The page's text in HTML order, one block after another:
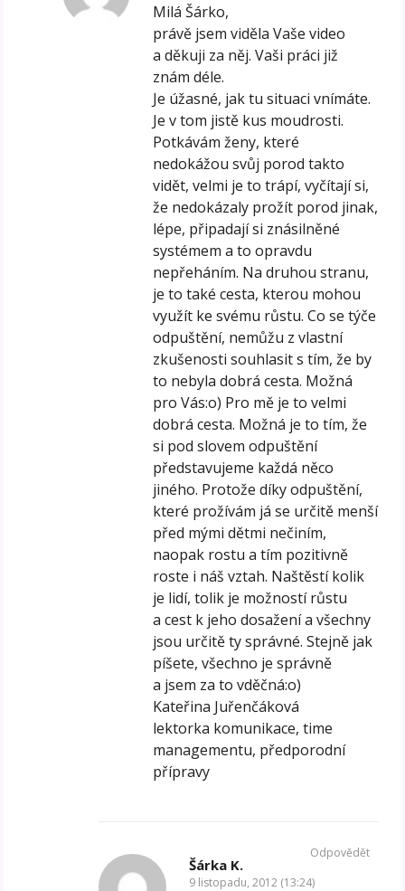
Milá Šárko,
právě jsem viděla Vaše video
a děkuji za něj. Vaši práci již
znám déle.
Je úžasné, jak tu situaci vnímáte.
Je v tom jistě kus moudrosti.
Potkávám ženy, které
nedokážou svůj porod takto
vidět, velmi je to trápí, vyčítají si,
že nedokázaly prožít porod jinak,
lépe, připadají si znásilněné
systémem a to opravdu
nepřeháním. Na druhou stranu,
je to také cesta, kterou mohou
využít ke svému růstu. Co se týče
odpuštění, nemůžu z vlastní
zkušenosti souhlasit s tím, že by
to nebyla dobrá cesta. Možná
pro Vás:o) Pro mě je to velmi
dobrá cesta. Možná je to tím, že
si pod slovem odpuštění
představujeme každá něco
jiného. Protože díky odpuštění,
které prožívám já se určitě menší
před mými dětmi nečiním,
naopak rostu a tím pozitivně
roste i náš vztah. Naštěstí kolik
je lidí, tolik je možností růstu
a cest k jeho dosažení a všechny
jsou určitě ty správné. Stejně jak
píšete, všechno je správně
a jsem za to vděčná:o)
Kateřina Juřenčáková
lektorka komunikace, time
managementu, předporodní
přípravy
Šárka K.
9 listopadu, 2012 (13:24)
Odpovědět